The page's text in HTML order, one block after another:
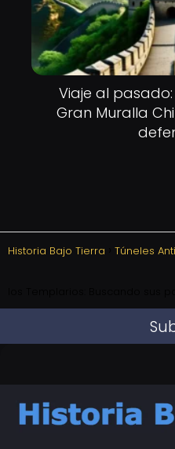
Viaje al
Gran Muralla
Historia Bajo Tierra Túneles